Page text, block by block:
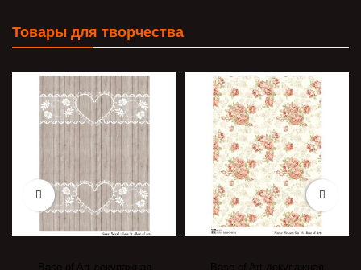
Товары для творчества
Base of Art декупажная
Base of Art декупажная